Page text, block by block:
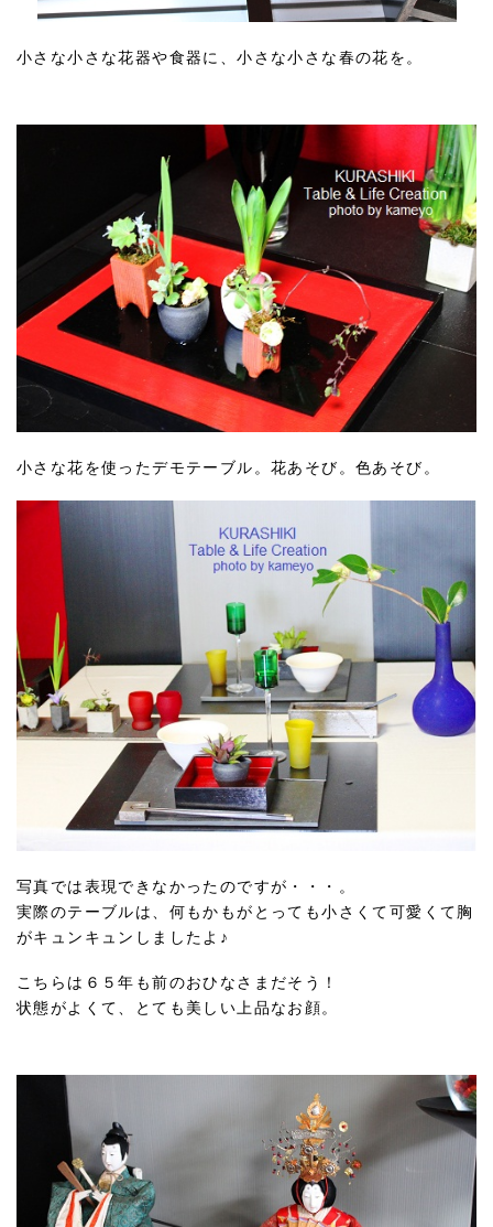
小さな小さな花器や食器に、小さな小さな春の花を。
小さな花を使ったデモテーブル。花あそび。色あそび。
写真では表現できなかったのですが・・・。
実際のテーブルは、何もかもがとっても小さくて可愛くて胸
がキュンキュンしましたよ♪
こちらは６５年も前のおひなさまだそう！
状態がよくて、とても美しい上品なお顔。